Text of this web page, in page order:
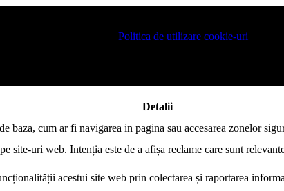
Politica de utilizare cookie-uri
Detalii
baza, cum ar fi navigarea in pagina sau accesarea zonelor
site-uri web. Intenția este de a afișa reclame care sunt
acestui site web prin colectarea și raportarea